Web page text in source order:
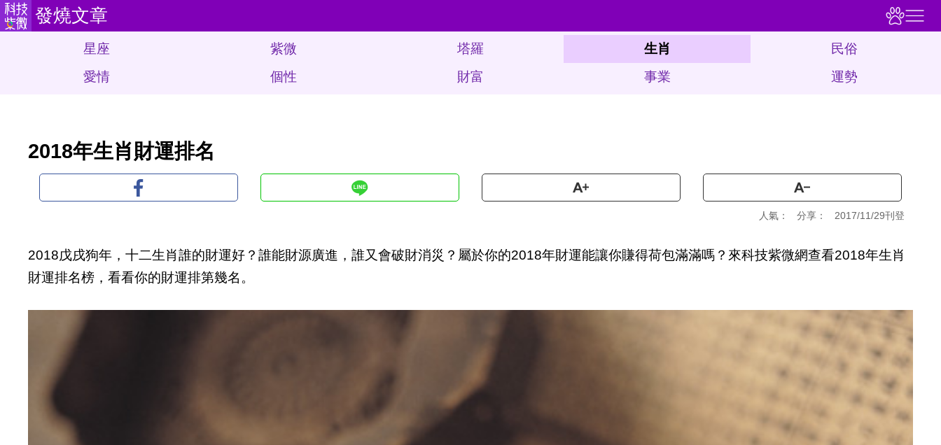
發燒文章
星座 紫微 塔羅 生肖
民俗
愛情
個性 財富 事業 運勢
2018年生肖財運排名
人氣： 分享： 2017/11/29刊登
2018戊戌狗年，十二生肖誰的財運好？誰能財源廣進，誰又會破財消災？屬於你的2018年財運能讓你賺得荷包滿滿嗎？來科技紫微網查看2018年生肖
財運排名榜，看看你的財運排第幾名。